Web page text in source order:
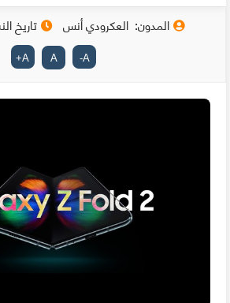
المدون: العكرودي أنس تاريخ
A
-
A
A
+